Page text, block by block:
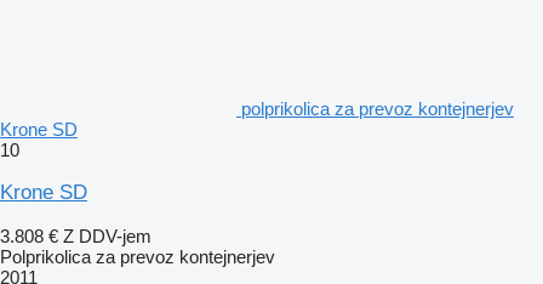
polprikolica za prevoz kontejnerjev
Krone SD
10
Krone SD
3.808 € Z DDV-jem
Polprikolica za prevoz kontejnerjev
2011